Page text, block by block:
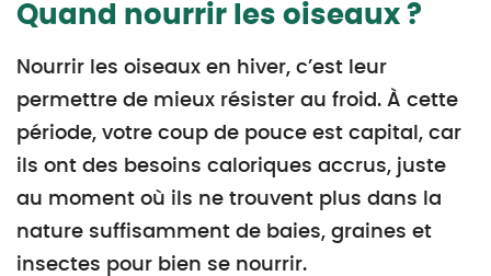
Quand nourrir les oiseaux ?
Nourrir les oiseaux en hiver, c’est leur
permettre de mieux résister au froid. À cette
période, votre coup de pouce est capital, car
ils ont des besoins caloriques accrus, juste
au moment où ils ne trouvent plus dans la
nature suffisamment de baies, graines et
insectes pour bien se nourrir.